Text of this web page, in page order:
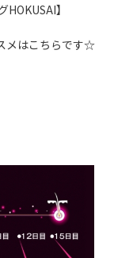
】
はこちらです☆